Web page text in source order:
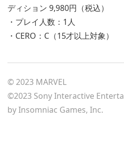
ディション 9,980円（税込）
・プレイ人数：1人
・CERO：C（15才以上対象）
© 2023 MARVEL
©2023 Sony Interactive
by Insomniac Games, Inc.